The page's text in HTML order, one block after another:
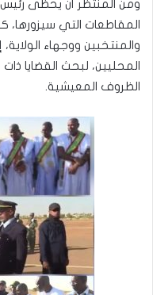
ومن المنتظر أن يحظى
المقاطعات التي سيزورها،
والمنتخبين ووجهاء
المحليين، لبحث القضايا
الظروف المعيشية.